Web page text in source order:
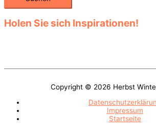
Holen Sie sich Inspirationen!
Copyright © 2026 Herbst
Impressum
Startseite